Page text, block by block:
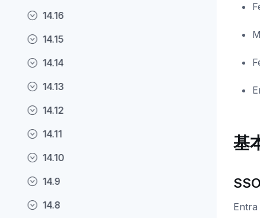
14.16
14.15
14.14
14.13
14.12
14.11
14.10
14.9
14.8
基
Entra